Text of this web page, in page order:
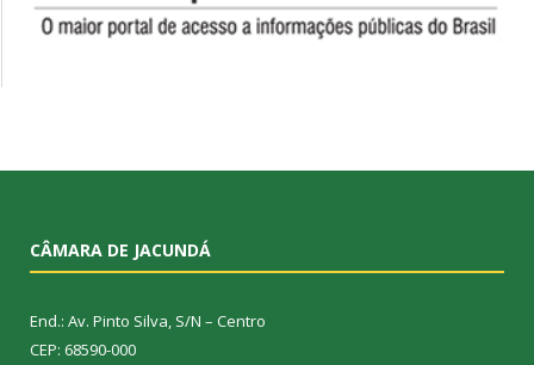
CÂMARA DE JACUNDÁ
End.: Av. Pinto Silva, S/N – Centro
CEP: 68590-000